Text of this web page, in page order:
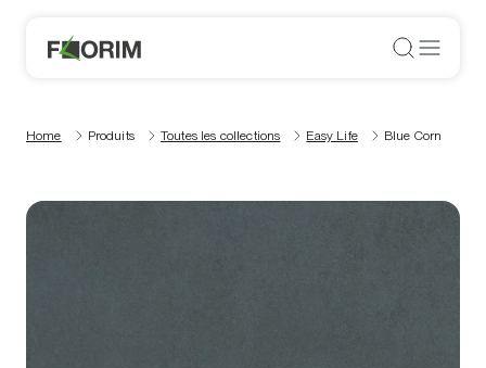
Home Produits Toutes les collections Easy Life Blue Corn